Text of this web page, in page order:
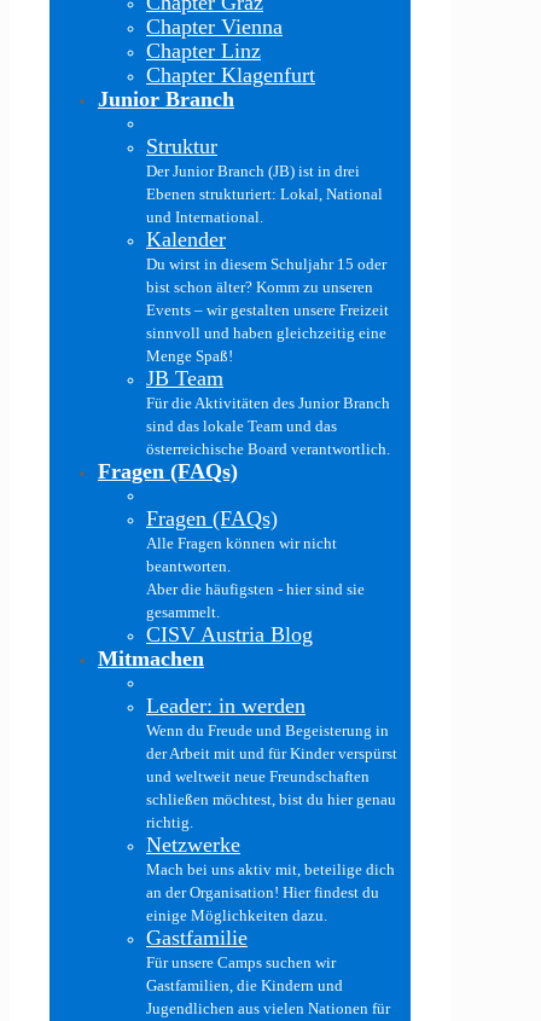
Chapter Vienna
Chapter Linz
Chapter Klagenfurt
Junior Branch
Struktur
Der Junior Branch (JB) ist in drei
Ebenen strukturiert: Lokal, National
und International.
Kalender
Du wirst in diesem Schuljahr 15 oder
bist schon älter? Komm zu unseren
Events – wir gestalten unsere Freizeit
sinnvoll und haben gleichzeitig eine
Menge Spaß!
JB Team
Für die Aktivitäten des Junior Branch
sind das lokale Team und das
österreichische Board verantwortlich.
Fragen (FAQs)
Fragen (FAQs)
Alle Fragen können wir nicht
beantworten.
Aber die häufigsten - hier sind sie
gesammelt.
CISV Austria Blog
Mitmachen
Leader: in werden
Wenn du Freude und Begeisterung in
der Arbeit mit und für Kinder verspürst
und weltweit neue Freundschaften
schließen möchtest, bist du hier genau
richtig.
Netzwerke
Mach bei uns aktiv mit, beteilige dich
an der Organisation! Hier findest du
einige Möglichkeiten dazu.
Gastfamilie
Für unsere Camps suchen wir
Gastfamilien, die Kindern und
Jugendlichen aus vielen Nationen für